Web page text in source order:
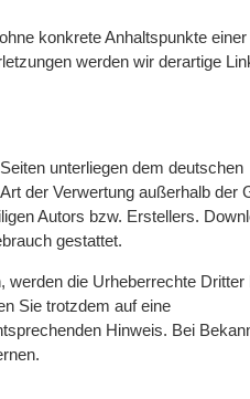
konkrete Anhaltspunkte einer
werden wir derartige
unterliegen dem deutschen
der Verwertung außerhalb der
Autors bzw. Erstellers.
gestattet.
die Urheberrechte Dritter
Sie trotzdem auf eine
Hinweis. Bei